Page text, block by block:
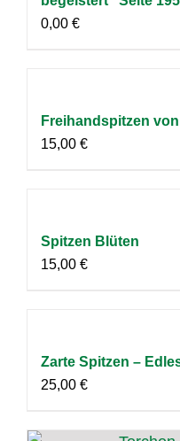
0,00 €
Freihandspitzen
15,00 €
Spitzen Blüten
15,00 €
Zarte Spitzen – Edles
25,00 €